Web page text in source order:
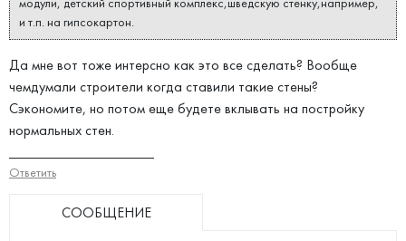
модули, детский спортивный комплекс,шведскую стенку,например,
и т.п. на гипсокартон.
Да мне вот тоже интерсно как это все сделать? Вообще
чемдумали строители когда ставили такие стены?
Сэкономите, но потом еще будете вклывать на постройку
нормальных стен.
Ответить
СООБЩЕНИЕ